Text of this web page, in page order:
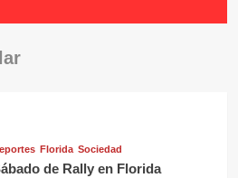
Florida Sociedad
de Rally en Florida